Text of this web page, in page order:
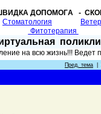
ШВИДКА ДОПОМОГA -
Cтоматология
Фитотерапия
на всю жизнь!!!
Пред. тема